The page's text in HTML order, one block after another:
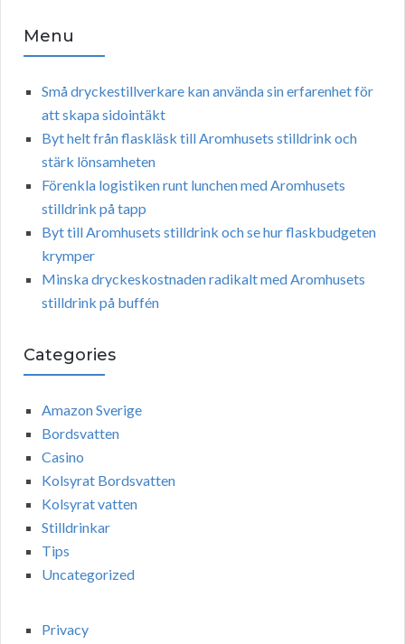
Menu
Små dryckestillverkare kan använda sin erfarenhet för
att skapa sidointäkt
Byt helt från flaskläsk till Aromhusets stilldrink och
stärk lönsamheten
Förenkla logistiken runt lunchen med Aromhusets
stilldrink på tapp
Byt till Aromhusets stilldrink och se hur flaskbudgeten
krymper
Minska dryckeskostnaden radikalt med Aromhusets
stilldrink på buffén
Categories
Amazon Sverige
Bordsvatten
Casino
Kolsyrat Bordsvatten
Kolsyrat vatten
Stilldrinkar
Tips
Uncategorized
Privacy